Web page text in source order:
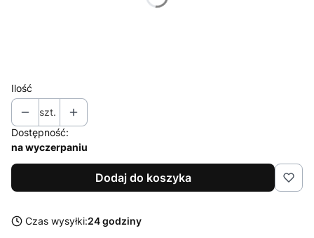
Ilość
szt.
Dostępność:
na wyczerpaniu
Dodaj do koszyka
Czas wysyłki:24 godziny